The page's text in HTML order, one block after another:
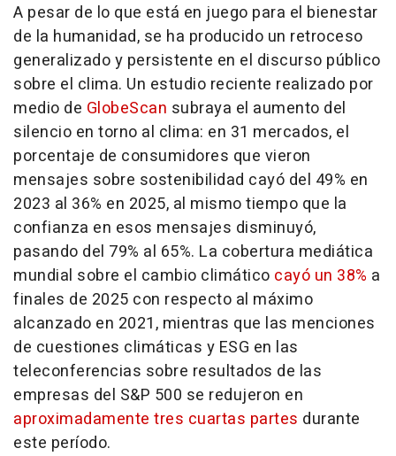
A pesar de lo que está en juego para el bienestar
de la humanidad, se ha producido un retroceso
generalizado y persistente en el discurso público
sobre el clima. Un estudio reciente realizado por
medio de GlobeScan subraya el aumento del
silencio en torno al clima: en 31 mercados, el
porcentaje de consumidores que vieron
mensajes sobre sostenibilidad cayó del 49% en
2023 al 36% en 2025, al mismo tiempo que la
confianza en esos mensajes disminuyó,
pasando del 79% al 65%. La cobertura mediática
mundial sobre el cambio climático cayó un 38% a
finales de 2025 con respecto al máximo
alcanzado en 2021, mientras que las menciones
de cuestiones climáticas y ESG en las
teleconferencias sobre resultados de las
empresas del S&P 500 se redujeron en
aproximadamente tres cuartas partes durante
este período.